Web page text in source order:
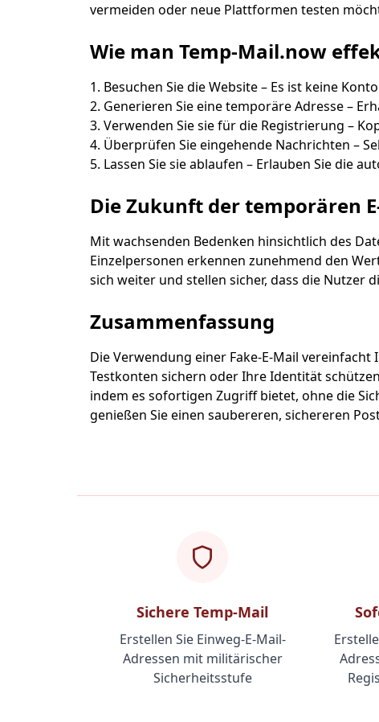
vermeiden oder neue Plattformen testen
Wie man Temp-Mail.now
Besuchen Sie die Website – Es ist keine
Generieren Sie eine temporäre Adresse –
Verwenden Sie sie für die Registrierung –
Überprüfen Sie eingehende Nachrichten –
Lassen Sie sie ablaufen – Erlauben Sie die
Die Zukunft der temporären
Mit wachsenden Bedenken hinsichtlich des
Einzelpersonen erkennen zunehmend den
sich weiter und stellen sicher, dass die
Zusammenfassung
Die Verwendung einer Fake-E-Mail
Testkonten sichern oder Ihre Identität
indem es sofortigen Zugriff bietet, ohne die
genießen Sie einen saubereren, sichereren
Sichere Temp-Mail
Erstellen Sie Einweg-E-Mail-
Adressen mit militärischer
Sicherheitsstufe